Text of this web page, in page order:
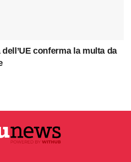
conferma la multa da